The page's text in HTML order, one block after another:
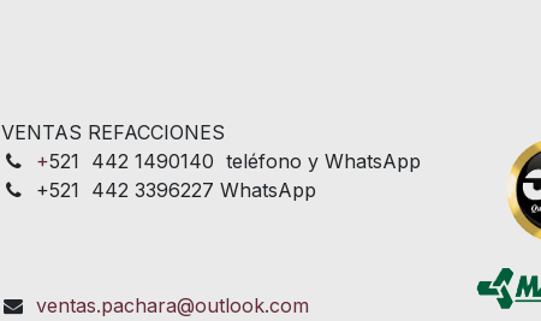
VENTAS REFACCIONES
+521 442 1490140 teléfono y WhatsApp
+521 442 3396227 WhatsApp
ventas.pachara@outlook.com